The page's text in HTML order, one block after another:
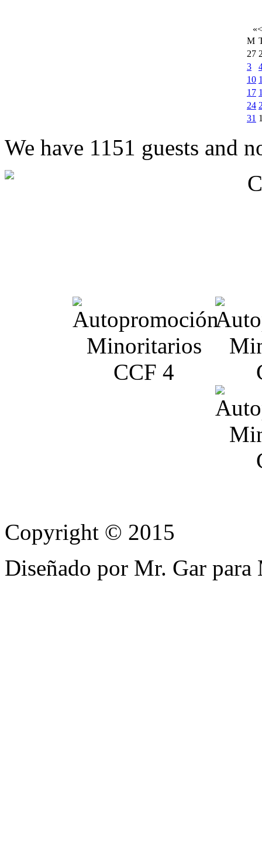
«<
M
27
3
10
17
24
31
We have 1151 guests and
Copyright © 2015
Diseñado por Mr. Gar